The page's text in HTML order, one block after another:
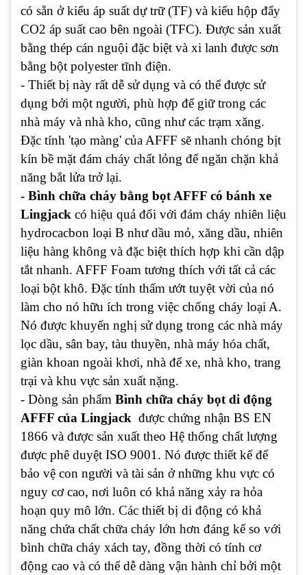
có sẵn ở kiểu áp suất dự trữ (TF) và kiểu hộp đẩy
CO2 áp suất cao bên ngoài (TFC). Được sản xuất
bằng thép cán nguội đặc biệt và xi lanh được sơn
bằng bột polyester tĩnh điện.
- Thiết bị này rất dễ sử dụng và có thể được sử
dụng bởi một người, phù hợp để giữ trong các
nhà máy và nhà kho, cũng như các trạm xăng.
Đặc tính 'tạo màng' của AFFF sẽ nhanh chóng bịt
kín bề mặt đám cháy chất lỏng để ngăn chặn khả
năng bắt lửa trở lại.
- Bình chữa cháy bằng bọt AFFF có bánh xe
Lingjack có hiệu quả đối với đám cháy nhiên liệu
hydrocacbon loại B như dầu mỏ, xăng dầu, nhiên
liệu hàng không và đặc biệt thích hợp khi cần dập
tắt nhanh. AFFF Foam tương thích với tất cả các
loại bột khô. Đặc tính thấm ướt tuyệt vời của nó
làm cho nó hữu ích trong việc chống cháy loại A.
Nó được khuyến nghị sử dụng trong các nhà máy
lọc dầu, sân bay, tàu thuyền, nhà máy hóa chất,
giàn khoan ngoài khơi, nhà để xe, nhà kho, trang
trại và khu vực sản xuất nặng.
- Dòng sản phẩm Bình chữa cháy bọt di động
AFFF của Lingjack được chứng nhận BS EN
1866 và được sản xuất theo Hệ thống chất lượng
được phê duyệt ISO 9001. Nó được thiết kế để
bảo vệ con người và tài sản ở những khu vực có
nguy cơ cao, nơi luôn có khả năng xảy ra hỏa
hoạn quy mô lớn. Các thiết bị di động có khả
năng chứa chất chữa cháy lớn hơn đáng kể so với
bình chữa cháy xách tay, đồng thời có tính cơ
động cao và có thể dễ dàng vận hành chỉ bởi một